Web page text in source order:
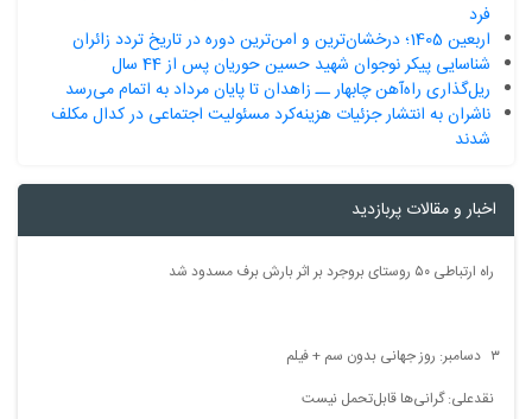
اربعین 1405؛ درخشان‌ترین و امن‌ترین دوره در تاریخ تردد زائران
شناسایی پیکر نوجوان شهید حسین حوریان پس از 44 سال
ریل‌گذاری راه‌آهن چابهار ــ زاهدان تا پایان مرداد به اتمام می‌رسد
ناشران به انتشار جزئیات هزینه‌کرد مسئولیت اجتماعی در کدال مکلف
شدند
اخبار و مقالات پربازدید
راه ارتباطی ۵۰ روستای بروجرد بر اثر بارش برف مسدود شد
نقدعلی: گرانی‌ها قابل‌تحمل نیست